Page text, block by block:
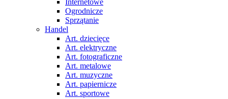
Internetowe
Ogrodnicze
Sprzątanie
Handel
Art. dziecięce
Art. elektryczne
Art. fotograficzne
Art. metalowe
Art. muzyczne
Art. papiernicze
Art. sportowe